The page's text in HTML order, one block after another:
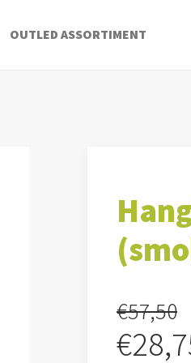
OUTLED ASSORTIMENT
€57,50
€